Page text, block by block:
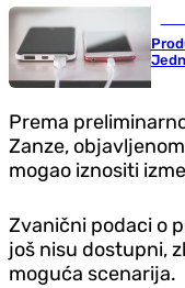
Prema
Zanze,
mogao iznositi
Zvanični podaci o
još nisu dostupni,
moguća scenarija.